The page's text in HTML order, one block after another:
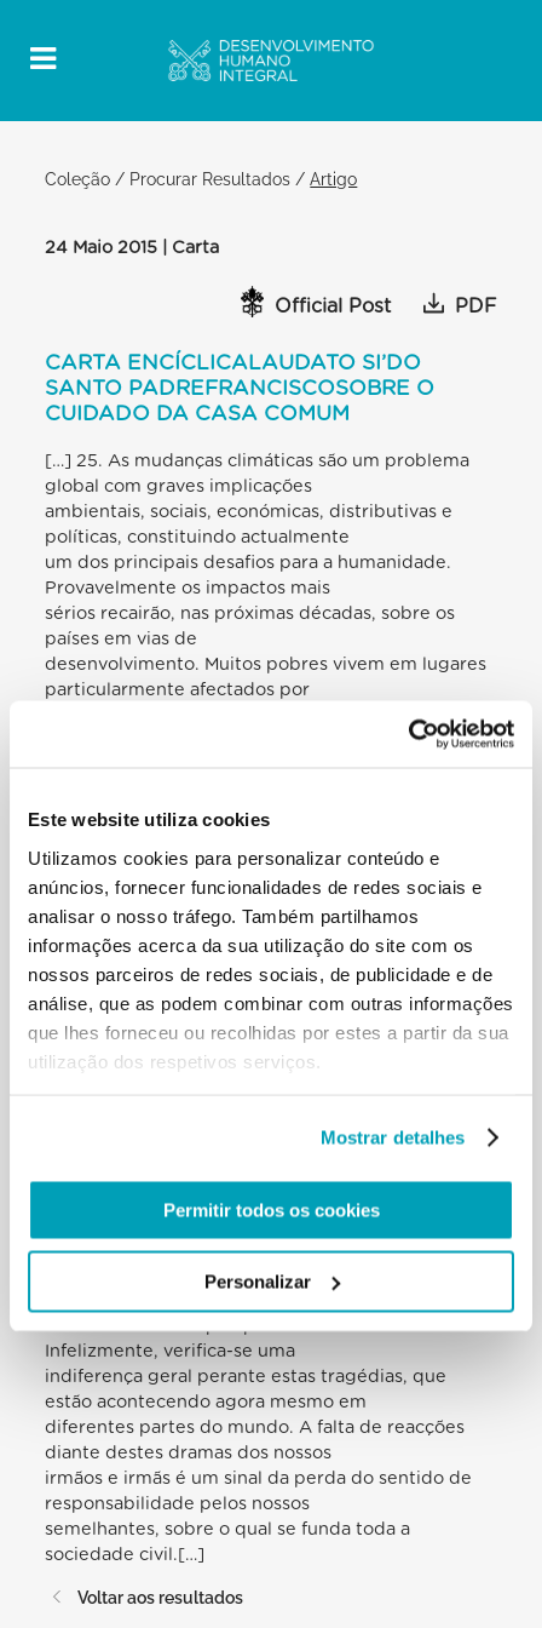
Este website utiliza cookies
Utilizamos cookies para personalizar conteúdo e
anúncios, fornecer funcionalidades de redes sociais e
analisar o nosso tráfego. Também partilhamos
informações acerca da sua utilização do site com os
nossos parceiros de redes sociais, de publicidade e de
análise, que as podem combinar com outras informações
que lhes forneceu ou recolhidas por estes a partir da sua
utilização dos respetivos serviços.
Mostrar detalhes
Permitir todos os cookies
Personalizar
Coleção / Procurar Resultados /Artigo
24 Maio 2015 | Carta
Official Post PDF
CARTA ENCÍCLICALAUDATO SI’DO
SANTO PADREFRANCISCOSOBRE O
CUIDADO DA CASA COMUM
[…] 25. As mudanças climáticas são um problema
global com graves implicações
ambientais, sociais, económicas, distributivas e
políticas, constituindo actualmente
um dos principais desafios para a humanidade.
Provavelmente os impactos mais
sérios recairão, nas próximas décadas, sobre os
países em vias de
desenvolvimento. Muitos pobres vivem em lugares
particularmente afectados por
fenómenos relacionados com o aquecimento, e os
ecossistema como a agricultura, a pesca e os
outras disponibilidades económicas nem outros
recursos que lhes permitam
adaptar-se aos impactos climáticos ou enfrentar
situações catastróficas, e gozam
de reduzido acesso a serviços sociais e de
protecção. Por exemplo, as mudanças
conseguem adaptar-se; e isto, por sua vez, afecta
grande incerteza quanto ao futuro
de emigrantes em fuga da
não sendo reconhecidos como
refugiados nas convenções internacionais,
Infelizmente, verifica-se uma
indiferença geral perante estas tragédias, que
estão acontecendo agora mesmo em
diferentes partes do mundo. A falta de reacções
diante destes dramas dos nossos
irmãos e irmãs é um sinal da perda do sentido de
responsabilidade pelos nossos
semelhantes, sobre o qual se funda toda a
sociedade civil.[…]
Voltar aos resultados